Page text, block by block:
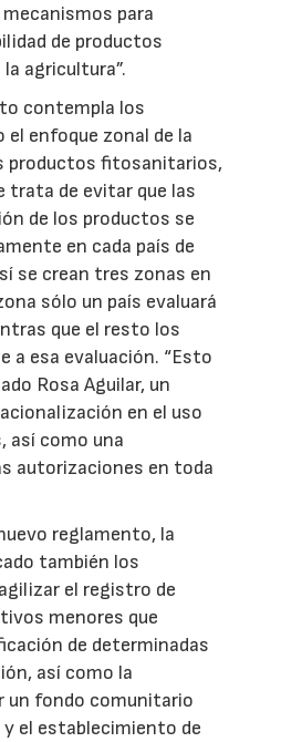
para
de productos
agricultura”.
contempla los
enfoque zonal de la
productos fitosanitarios,
trata de evitar que las
de los productos se
en cada país de
se crean tres zonas en
sólo un país evaluará
que el resto los
a esa evaluación. “Esto
Rosa Aguilar, un
en el uso
así como una
autorizaciones en toda
reglamento, la
también los
el registro de
menores que
de determinadas
así como la
un fondo comunitario
el establecimiento de